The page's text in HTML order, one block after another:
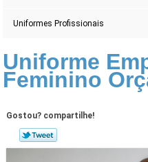
Uniformes Profissionais
Uniforme
Feminino
Gostou? compartilhe!